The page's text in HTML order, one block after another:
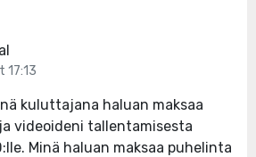
17:13
kuluttajana haluan maksaa
videoideni tallentamisesta
Minä haluan maksaa puhelinta